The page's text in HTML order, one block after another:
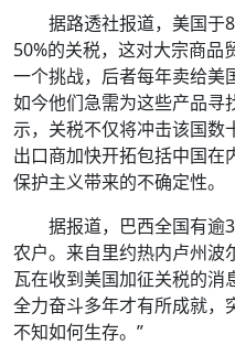
据路透社报道，美国于
50%的关税，这对大宗商品
一个挑战，后者每年卖给美
如今他们急需为这些产品寻
示，关税不仅将冲击该国数
出口商加快开拓包括中国在
保护主义带来的不确定性。
据报道，巴西全国有逾
农户。来自里约热内卢州波
瓦在收到美国加征关税的消
全力奋斗多年才有所成就，
不知如何生存。”